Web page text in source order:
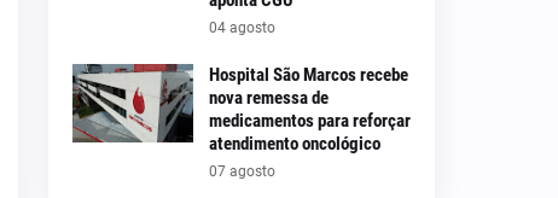
04 agosto
Hospital São Marcos recebe
nova remessa de
medicamentos para reforçar
atendimento oncológico
07 agosto